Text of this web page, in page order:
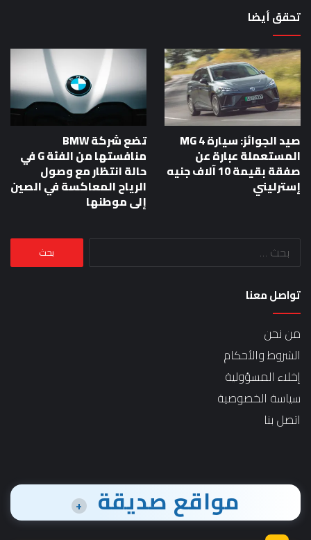
تحقق أيضا
صيد الجوائز: سيارة MG 4
المستعملة عبارة عن
صفقة بقيمة 10 آلاف جنيه
إسترليني
تضع شركة BMW
منافستها من الفئة G في
حالة انتظار مع وصول
الرياح المعاكسة في الصين
إلى موطنها
البحث
تواصل معنا
من نحن
الشروط والأحكام
إخلاء المسؤولية
سياسة الخصوصية
اتصل بنا
مواقع صديقة +